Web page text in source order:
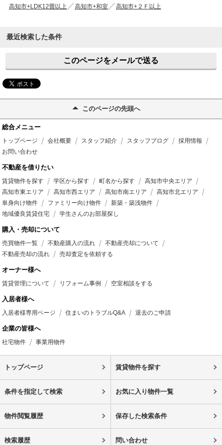
高知市+LDK12畳以上
高知市+和室 高知市+２Ｆ以上
最近検索した条件
このページをメールで送る
このページの先頭へ
総合メニュー
トップページ 会社概要 スタッフ紹介 スタッフブログ
採用情報
お問い合わせ
不動産を借りたい
賃貸物件を探す 学区から探す 町名から探す
高知市中央エリア
高知市東エリア
高知市西エリア 高知市南エリア
高知市北エリア
単身向け物件
ファミリー向け物件
新築・築浅物件
地域優良賃貸住宅
学生さんのお部屋探し
購入・売却について
売買物件一覧 不動産購入の流れ
不動産売却について
不動産売却の流れ
売却査定を依頼する
オーナー様へ
賃貸管理について リフォーム事例 空室相談をする
入居者様へ
入居者様専用ページ 住まいのトラブルQ&A 退去のご申請
企業の皆様へ
社宅物件 事業用物件
トップページ 賃貸物件を探す
条件を指定して検索 お気に入り物件一覧
物件閲覧履歴 保存した検索条件
検索履歴 問い合わせ